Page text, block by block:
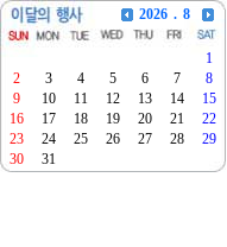
2026 . 8
1
2
3 4 5 6 7
8
9
10 11 12 13 14
15
16
17 18 19 20 21
22
23
24 25 26 27 28
29
30
31